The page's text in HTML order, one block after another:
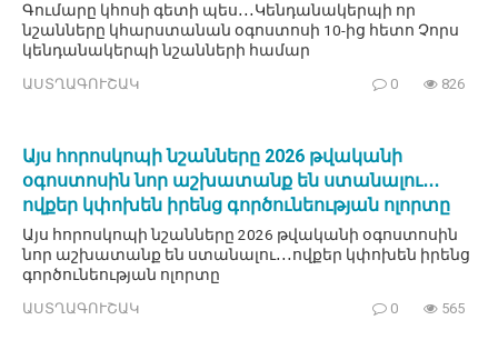
Գումարը կհոսի գետի պես․․․Կենդանակերպի որ
նշանները կհարստանան օգոստոսի 10-ից հետո Չորս
կենդանակերպի նշանների համար
ԱՍՏՂԱԳՈՒՇԱԿ 0 826
Այս հորոսկոպի նշանները 2026 թվականի
օգոստոսին նոր աշխատանք են ստանալու․․․
ովքեր կփոխեն իրենց գործունեության ոլորտը
Այս հորոսկոպի նշանները 2026 թվականի օգոստոսին
նոր աշխատանք են ստանալու․․․ովքեր կփոխեն իրենց
գործունեության ոլորտը
ԱՍՏՂԱԳՈՒՇԱԿ 0 565